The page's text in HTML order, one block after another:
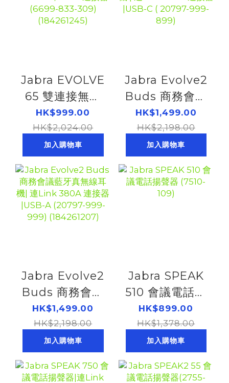
Jabra EVOLVE
65 雙連接無線
頭戴式耳機|連
Link 380/390
A連接器(6699-
(184261245)
HK$999.00
HK$2,024.00
加入購物車
Jabra Evolve2
Buds 商務會議
藍牙真無線耳機
| 連Link 380C
連接器 |USB-C
899)
HK$1,499.00
HK$2,198.00
加入購物車
Jabra Evolve2
Buds 商務會議
藍牙真無線耳機|
連Link 380A 連
接器 |USB-A
999)
HK$1,499.00
HK$2,198.00
加入購物車
Jabra SPEAK
510 會議電話揚
聲器 (7510-109)
HK$899.00
HK$1,378.00
加入購物車